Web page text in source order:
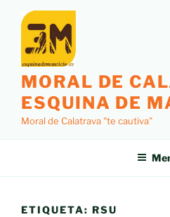
contenido
MORAL DE
ESQUINA DE
Moral de Calatrava "te cautiva"
ETIQUETA: RSU